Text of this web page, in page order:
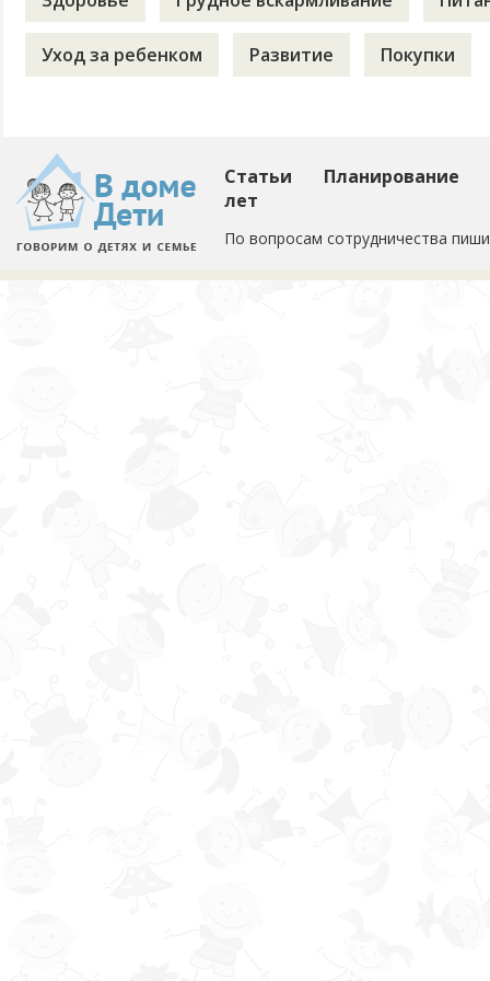
Уход за ребенком Развитие Покупки
Статьи
Планирование
лет
По вопросам сотрудничества